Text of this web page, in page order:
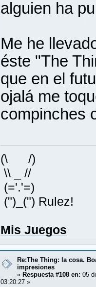
alguien ha
Me he
éste "The
que en el
ojalá me
compinches
(\ /)
\\ _ //
(='.'=)
(")_(") Rulez!
Mis Juegos
Re:The Thing: la cosa.
impresiones
« Respuesta #108 en: 05
03:20:27 »